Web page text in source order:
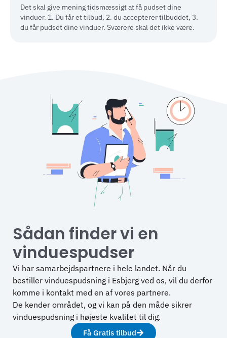
Det skal give mening tidsmæssigt at få pudset dine
vinduer. 1. Du får et tilbud, 2. du accepterer tilbuddet, 3.
du får pudset dine vinduer. Sværere skal det ikke være.
Sådan finder vi en
vinduespudser
Vi har samarbejdspartnere i hele landet. Når du
bestiller vinduespudsning i Esbjerg ved os, vil du derfor
komme i kontakt med en af vores partnere.
De kender området, og vi kan på den måde sikrer
vinduespudsning i højeste kvalitet til dig.
Få Gratis tilbud